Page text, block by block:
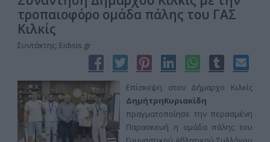
τροπαιοφόρο ομάδα πάλης του ΓΑΣ
Κιλκίς
Συντάκτης: Eidisis.gr
Επίσκεψη στον Δήμαρχο Κιλκίς
ΔημήτρηΚυριακίδη
πραγματοποίησε την περασμένη
Παρασκευή η ομάδα πάλης του